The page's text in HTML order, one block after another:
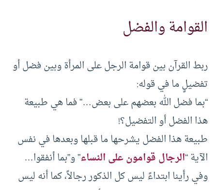
القوامة والفضل
ربط القرآن بين قوامة الرجل على المرأة وبين فضل أو
تفضيلٍ ما في قوله:
“بما فضل الله بعضهم على بعض…” فما هي طبيعة
هذا الفضل أو التفضيل؟!
طبيعة هذا الفضل يشرحها ما قبلها وبعدها في نفس
الآية “الرجال قوامون على النساء” و”بما أنفقوا…
وفي رأينا ابتداءً ليس كل الذكور رجالاً، كما أنه ليس